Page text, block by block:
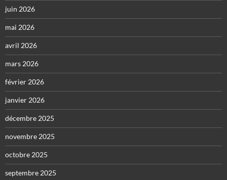
juin 2026
mai 2026
avril 2026
mars 2026
février 2026
janvier 2026
décembre 2025
novembre 2025
octobre 2025
septembre 2025